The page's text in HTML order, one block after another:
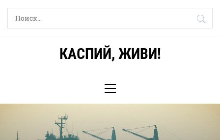
Skip
Найти:
КАСПИЙ, ЖИВИ!
Menu